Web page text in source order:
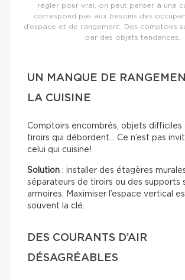
régler pour vrai, on peut penser à une
correspond pas aux besoins des
d’espace et de rangement. Des comptoirs
par des objets tendances,
UN MANQUE DE
LA CUISINE
Comptoirs encombrés, objets difficiles
tiroirs qui débordent… Ce n’est pas
celui qui cuisine!
Solution : installer des étagères
séparateurs de tiroirs ou des supports
armoires. Maximiser l’espace vertical
souvent la clé.
DES COURANTS D’AIR
DÉSAGRÉABLES